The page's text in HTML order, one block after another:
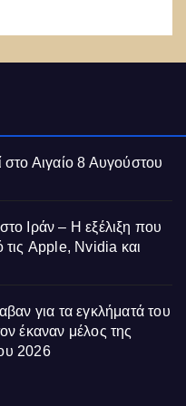
Αιγαίο 8 Αυγούστου
Ιράν – Η εξέλιξη που
τις Apple, Nvidia και
για τα εγκλήματά του
έκαναν μέλος της
2026